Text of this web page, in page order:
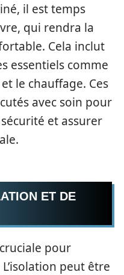
il est temps
qui rendra la
Cela inclut
essentiels comme
le chauffage. Ces
avec soin pour
et assurer
ET DE
pour
peut être